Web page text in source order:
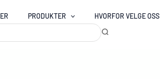
PRODUKTER HVORFOR VELGE OSS